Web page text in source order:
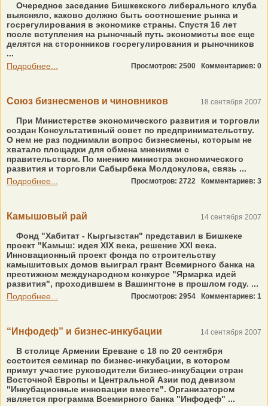
Очередное заседание Бишкекского либерального клуба
выясняло, каково должно быть соотношение рынка и
госрегулирования в экономике страны. Спустя 16 лет
после вступления на рыночный путь экономисты все еще
делятся на сторонников госрегулирования и рыночников
...
Подробнее...
Просмотров: 2500 Комментариев: 0
Союз бизнесменов и чиновников 18 сентября 2007
При Министерстве экономического развития и торговли
создан Консультативный совет по предпринимательству.
О нем не раз поднимали вопрос бизнесмены, которым не
хватало площадки для обмена мнениями с
правительством. По мнению министра экономического
развития и торговли Сабырбека Молдокулова, связь ...
Подробнее...
Просмотров: 2722 Комментариев: 3
Камышовый рай 14 сентября 2007
Фонд "Хабитат - Кыргызстан" представил в Бишкеке
проект "Камыш: идея XIX века, решение XXI века.
Инновационный проект фонда по строительству
камышитовых домов выиграл грант Всемирного банка на
престижном международном конкурсе "Ярмарка идей
развития", проходившем в Вашингтоне в прошлом году. ...
Подробнее...
Просмотров: 2954 Комментариев: 1
“Инфодеф” и бизнес-инкубации 14 сентября 2007
В столице Армении Ереване с 18 по 20 сентября
состоится семинар по бизнес-инкубации, в котором
примут участие руководители бизнес-инкубации стран
Восточной Европы и Центральной Азии под девизом
"Инкубационные инновации вместе". Организатором
является программа Всемирного банка "Инфодеф" ...